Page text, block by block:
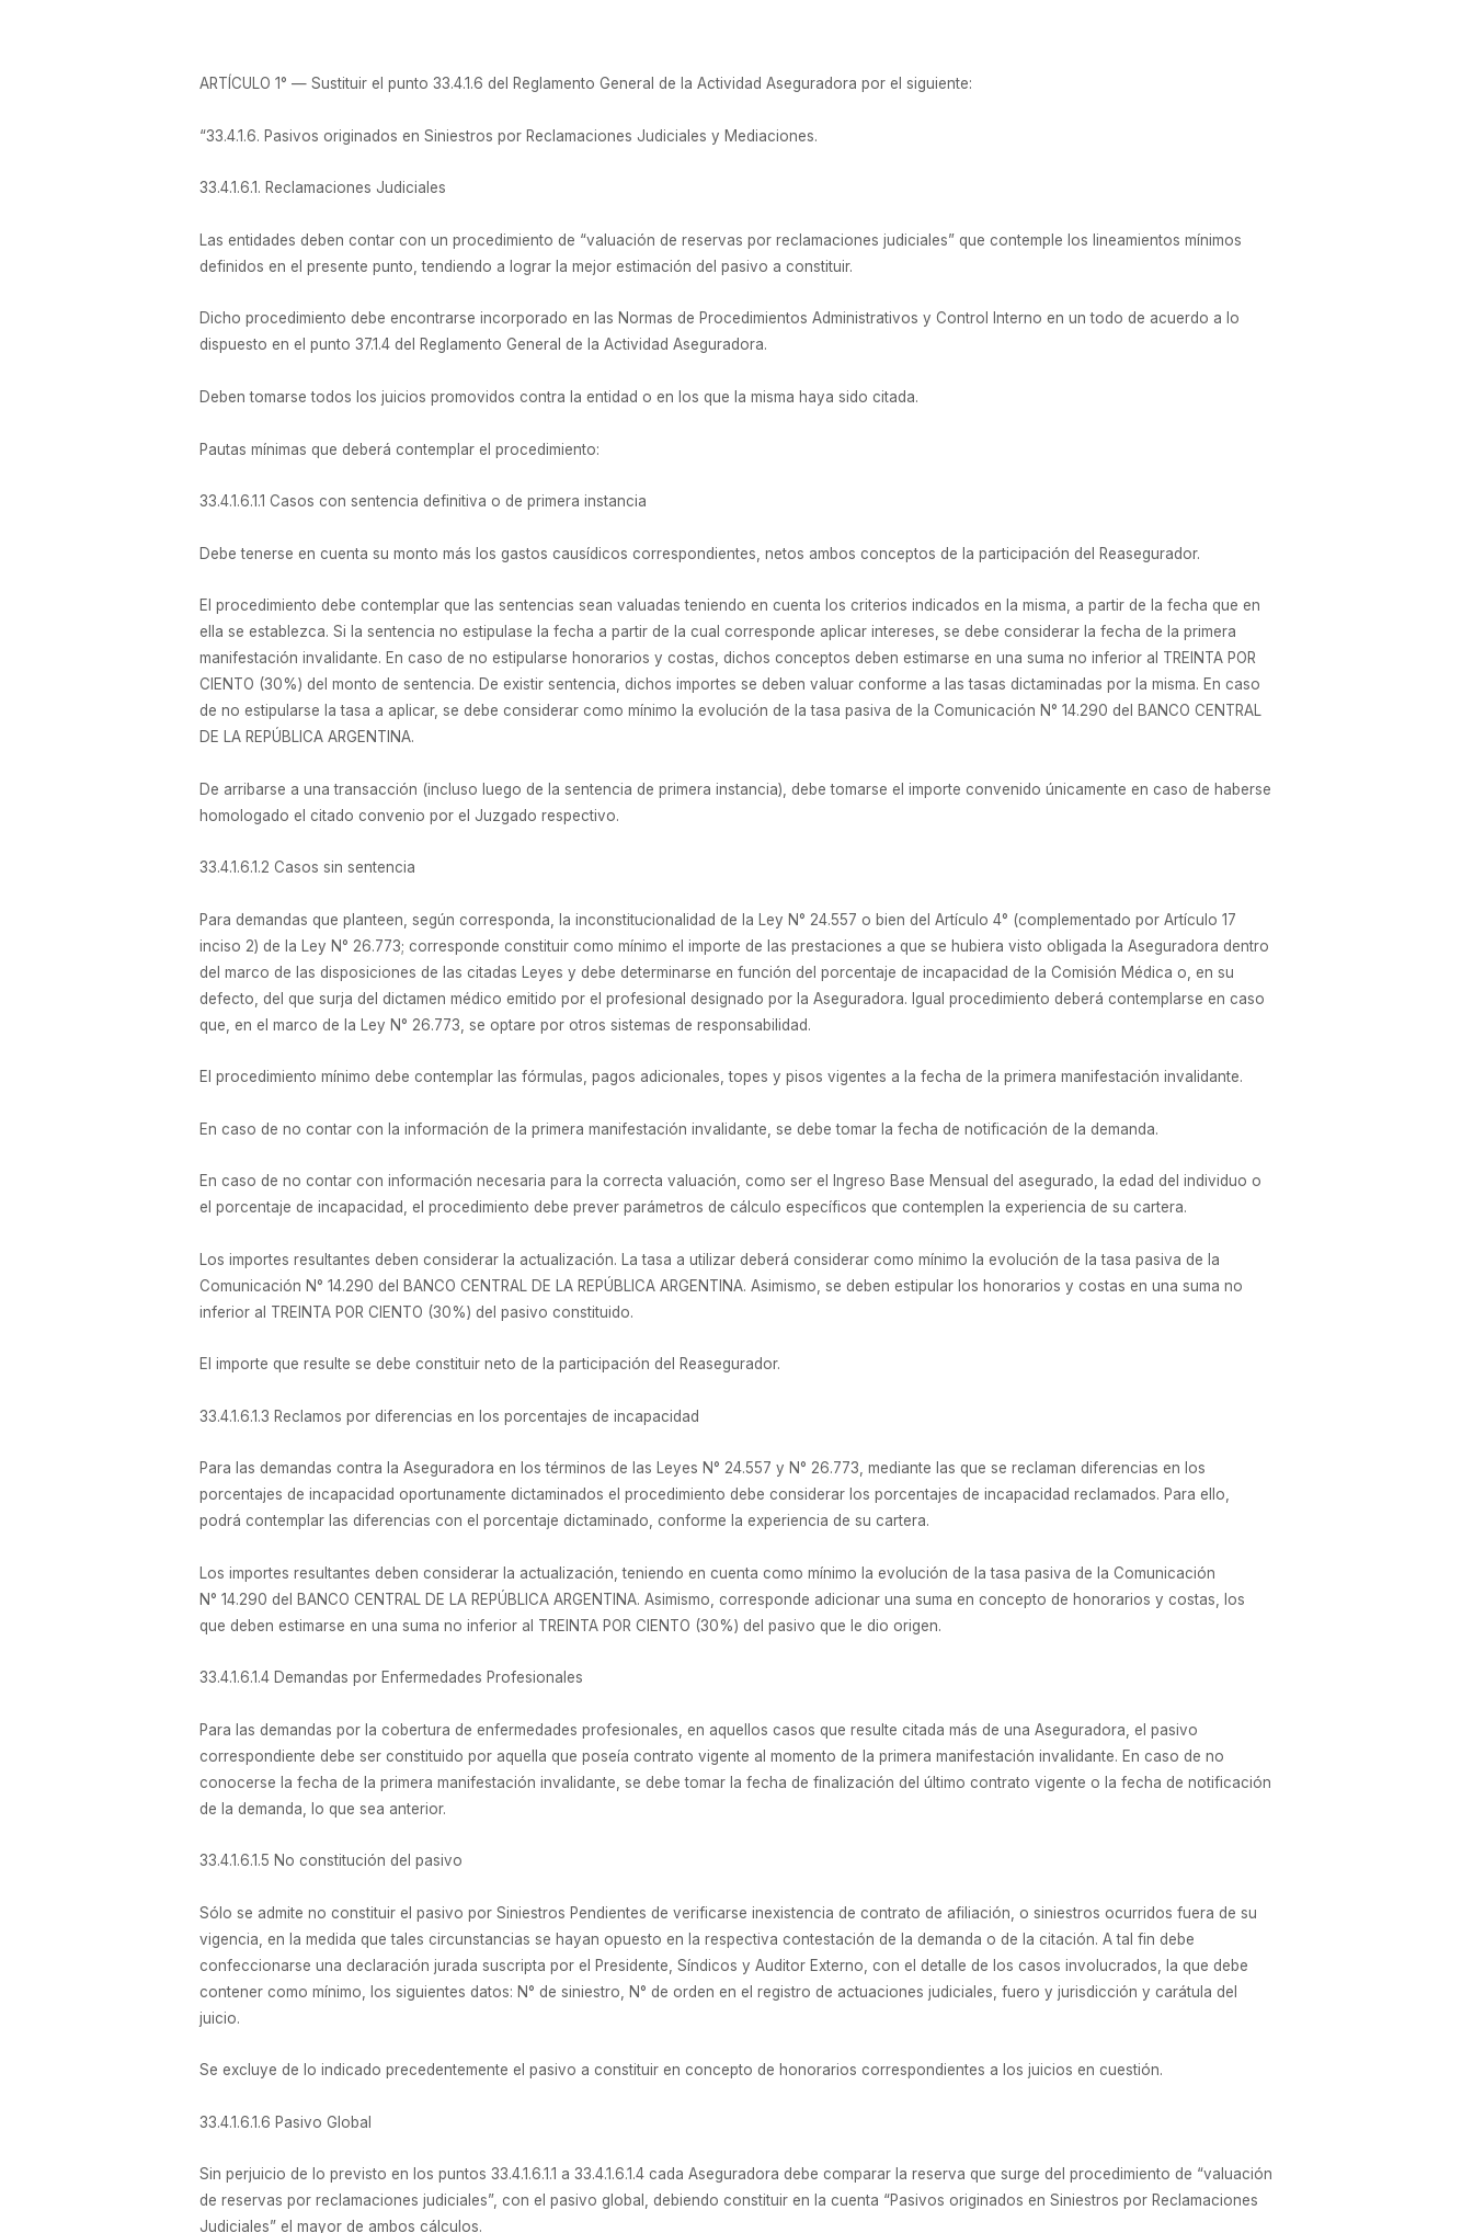
ARTÍCULO 1° — Sustituir el punto 33.4.1.6 del Reglamento General de la Actividad Aseguradora por el siguiente:
“33.4.1.6. Pasivos originados en Siniestros por Reclamaciones Judiciales y Mediaciones.
33.4.1.6.1. Reclamaciones Judiciales
Las entidades deben contar con un procedimiento de “valuación de reservas por reclamaciones judiciales” que contemple los lineamientos mínimos
definidos en el presente punto, tendiendo a lograr la mejor estimación del pasivo a constituir.
Dicho procedimiento debe encontrarse incorporado en las Normas de Procedimientos Administrativos y Control Interno en un todo de acuerdo a lo
dispuesto en el punto 37.1.4 del Reglamento General de la Actividad Aseguradora.
Deben tomarse todos los juicios promovidos contra la entidad o en los que la misma haya sido citada.
Pautas mínimas que deberá contemplar el procedimiento:
33.4.1.6.1.1 Casos con sentencia definitiva o de primera instancia
Debe tenerse en cuenta su monto más los gastos causídicos correspondientes, netos ambos conceptos de la participación del Reasegurador.
El procedimiento debe contemplar que las sentencias sean valuadas teniendo en cuenta los criterios indicados en la misma, a partir de la fecha que en
ella se establezca. Si la sentencia no estipulase la fecha a partir de la cual corresponde aplicar intereses, se debe considerar la fecha de la primera
manifestación invalidante. En caso de no estipularse honorarios y costas, dichos conceptos deben estimarse en una suma no inferior al TREINTA POR
CIENTO (30%) del monto de sentencia. De existir sentencia, dichos importes se deben valuar conforme a las tasas dictaminadas por la misma. En caso
de no estipularse la tasa a aplicar, se debe considerar como mínimo la evolución de la tasa pasiva de la Comunicación N° 14.290 del BANCO CENTRAL
DE LA REPÚBLICA ARGENTINA.
De arribarse a una transacción (incluso luego de la sentencia de primera instancia), debe tomarse el importe convenido únicamente en caso de haberse
homologado el citado convenio por el Juzgado respectivo.
33.4.1.6.1.2 Casos sin sentencia
Para demandas que planteen, según corresponda, la inconstitucionalidad de la Ley N° 24.557 o bien del Artículo 4° (complementado por Artículo 17
inciso 2) de la Ley N° 26.773; corresponde constituir como mínimo el importe de las prestaciones a que se hubiera visto obligada la Aseguradora dentro
del marco de las disposiciones de las citadas Leyes y debe determinarse en función del porcentaje de incapacidad de la Comisión Médica o, en su
defecto, del que surja del dictamen médico emitido por el profesional designado por la Aseguradora. Igual procedimiento deberá contemplarse en caso
que, en el marco de la Ley N° 26.773, se optare por otros sistemas de responsabilidad.
El procedimiento mínimo debe contemplar las fórmulas, pagos adicionales, topes y pisos vigentes a la fecha de la primera manifestación invalidante.
En caso de no contar con la información de la primera manifestación invalidante, se debe tomar la fecha de notificación de la demanda.
En caso de no contar con información necesaria para la correcta valuación, como ser el Ingreso Base Mensual del asegurado, la edad del individuo o
el porcentaje de incapacidad, el procedimiento debe prever parámetros de cálculo específicos que contemplen la experiencia de su cartera.
Los importes resultantes deben considerar la actualización. La tasa a utilizar deberá considerar como mínimo la evolución de la tasa pasiva de la
Comunicación N° 14.290 del BANCO CENTRAL DE LA REPÚBLICA ARGENTINA. Asimismo, se deben estipular los honorarios y costas en una suma no
inferior al TREINTA POR CIENTO (30%) del pasivo constituido.
El importe que resulte se debe constituir neto de la participación del Reasegurador.
33.4.1.6.1.3 Reclamos por diferencias en los porcentajes de incapacidad
Para las demandas contra la Aseguradora en los términos de las Leyes N° 24.557 y N° 26.773, mediante las que se reclaman diferencias en los
porcentajes de incapacidad oportunamente dictaminados el procedimiento debe considerar los porcentajes de incapacidad reclamados. Para ello,
podrá contemplar las diferencias con el porcentaje dictaminado, conforme la experiencia de su cartera.
Los importes resultantes deben considerar la actualización, teniendo en cuenta como mínimo la evolución de la tasa pasiva de la Comunicación
N° 14.290 del BANCO CENTRAL DE LA REPÚBLICA ARGENTINA. Asimismo, corresponde adicionar una suma en concepto de honorarios y costas, los
que deben estimarse en una suma no inferior al TREINTA POR CIENTO (30%) del pasivo que le dio origen.
33.4.1.6.1.4 Demandas por Enfermedades Profesionales
Para las demandas por la cobertura de enfermedades profesionales, en aquellos casos que resulte citada más de una Aseguradora, el pasivo
correspondiente debe ser constituido por aquella que poseía contrato vigente al momento de la primera manifestación invalidante. En caso de no
conocerse la fecha de la primera manifestación invalidante, se debe tomar la fecha de finalización del último contrato vigente o la fecha de notificación
de la demanda, lo que sea anterior.
33.4.1.6.1.5 No constitución del pasivo
Sólo se admite no constituir el pasivo por Siniestros Pendientes de verificarse inexistencia de contrato de afiliación, o siniestros ocurridos fuera de su
vigencia, en la medida que tales circunstancias se hayan opuesto en la respectiva contestación de la demanda o de la citación. A tal fin debe
confeccionarse una declaración jurada suscripta por el Presidente, Síndicos y Auditor Externo, con el detalle de los casos involucrados, la que debe
contener como mínimo, los siguientes datos: N° de siniestro, N° de orden en el registro de actuaciones judiciales, fuero y jurisdicción y carátula del
juicio.
Se excluye de lo indicado precedentemente el pasivo a constituir en concepto de honorarios correspondientes a los juicios en cuestión.
33.4.1.6.1.6 Pasivo Global
Sin perjuicio de lo previsto en los puntos 33.4.1.6.1.1 a 33.4.1.6.1.4 cada Aseguradora debe comparar la reserva que surge del procedimiento de “valuación
de reservas por reclamaciones judiciales”, con el pasivo global, debiendo constituir en la cuenta “Pasivos originados en Siniestros por Reclamaciones
Judiciales” el mayor de ambos cálculos.